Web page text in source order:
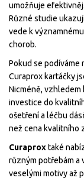
umožňuje
Různé studie
vede k
chorob.
Pokud se podíváme
Curaprox kartáčky
Nicméně,
investice do
ošetření a léčbu
než cena kvalitního
Curaproxtaké
různým potřebám a
veselými motivy až